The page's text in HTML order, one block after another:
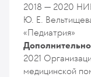
2018 — 2020
Ю. Е.
«Педиатрия»
2021
медицинской